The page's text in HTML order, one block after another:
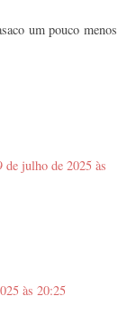
um pouco menos
de julho de 2025 às
às 20:25